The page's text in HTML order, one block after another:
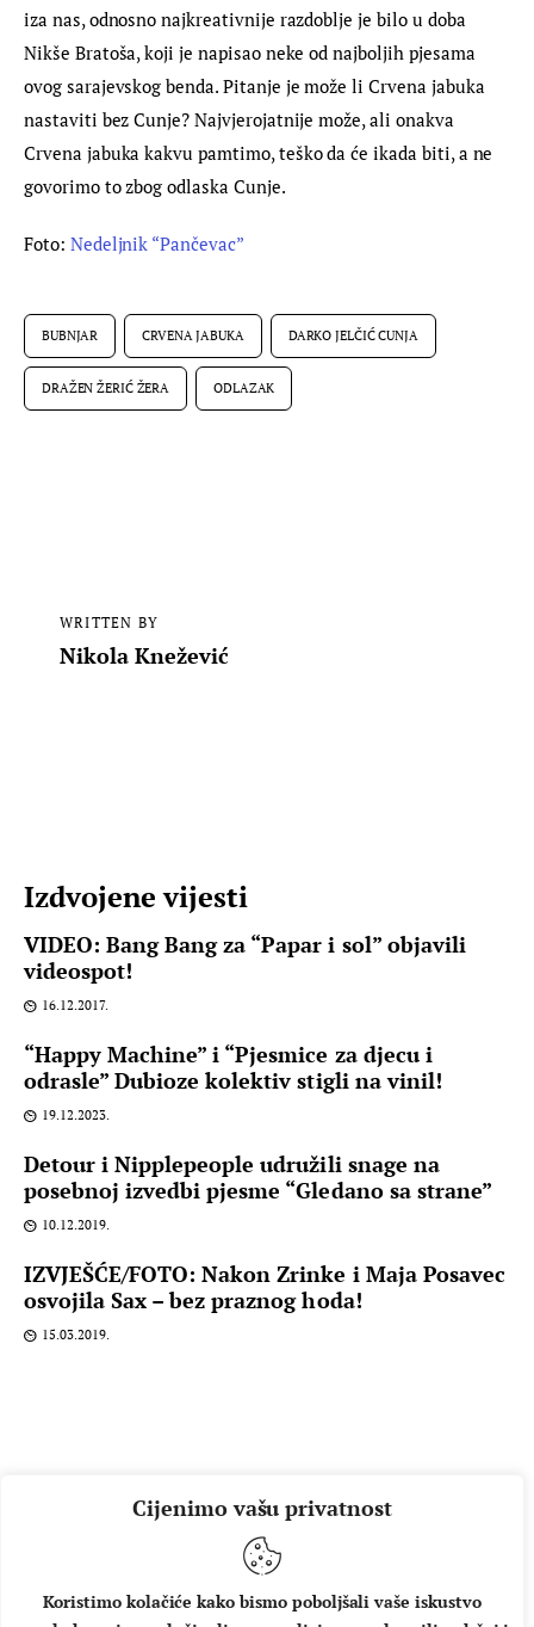
Cijenimo vašu privatnost
Koristimo kolačiće kako bismo poboljšali vaše iskustvo
iza nas, odnosno najkreativnije razdoblje je bilo u doba
Nikše Bratoša, koji je napisao neke od najboljih pjesama
ovog sarajevskog benda. Pitanje je može li Crvena jabuka
nastaviti bez Cunje? Najvjerojatnije može, ali onakva
Crvena jabuka kakvu pamtimo, teško da će ikada biti, a ne
govorimo to zbog odlaska Cunje.
Foto: Nedeljnik “Pančevac”
BUBNJAR CRVENA JABUKA DARKO JELČIĆ CUNJA
DRAŽEN ŽERIĆ ŽERA ODLAZAK
WRITTEN BY
Nikola Knežević
Izdvojene vijesti
VIDEO: Bang Bang za “Papar i sol” objavili
videospot!
16.12.2017.
“Happy Machine” i “Pjesmice za djecu i
odrasle” Dubioze kolektiv stigli na vinil!
19.12.2023.
Detour i Nipplepeople udružili snage na
posebnoj izvedbi pjesme “Gledano sa strane”
10.12.2019.
IZVJEŠĆE/FOTO: Nakon Zrinke i Maja Posavec
osvojila Sax – bez praznog hoda!
15.03.2019.